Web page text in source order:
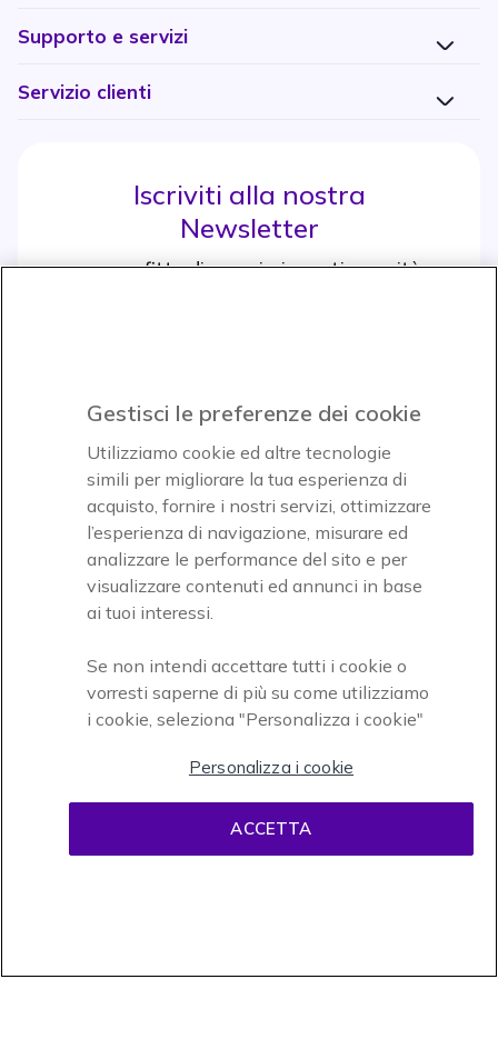
Supporto e servizi
Servizio clienti
Iscriviti alla nostra
Newsletter
e approfitta di maggiori sconti e novità
Icon
Icon
Paga facilmente ed in assoluta sicurezza
Accettiamo
Gestisci le preferenze dei cookie
Utilizziamo cookie ed altre tecnologie
simili per migliorare la tua esperienza di
acquisto, fornire i nostri servizi, ottimizzare
l’esperienza di navigazione, misurare ed
analizzare le performance del sito e per
visualizzare contenuti ed annunci in base
ai tuoi interessi.
Se non intendi accettare tutti i cookie o
vorresti saperne di più su come utilizziamo
i cookie, seleziona "Personalizza i cookie"
Personalizza i cookie
ACCETTA